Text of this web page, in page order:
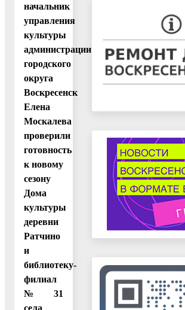
начальник
управления
культуры
администрации
городского
округа
Воскресенск
Елена
Москалева
проверили
готовность
к новому
сезону
Дома
культуры
деревни
Ратчино
и
библиотеку-
филиал
№31
села